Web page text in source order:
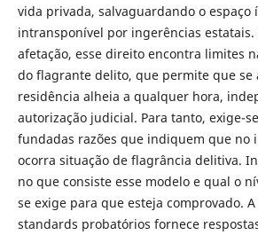
vida privada, salvaguardando o espaço
intransponível por ingerências estatais.
afetação, esse direito encontra limites
do flagrante delito, que permite que se
residência alheia a qualquer hora,
autorização judicial. Para tanto, exige-
fundadas razões que indiquem que no
ocorra situação de flagrância delitiva.
no que consiste esse modelo e qual o
se exige para que esteja comprovado.
standards probatórios fornece